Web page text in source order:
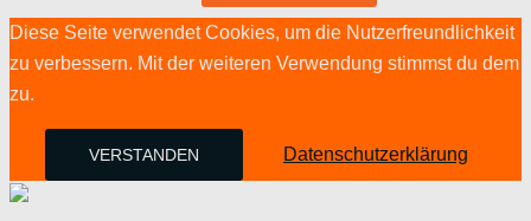
Diese Seite verwendet Cookies, um die Nutzerfreundlichkeit
zu verbessern. Mit der weiteren Verwendung stimmst du dem
zu.
VERSTANDEN Datenschutzerklärung